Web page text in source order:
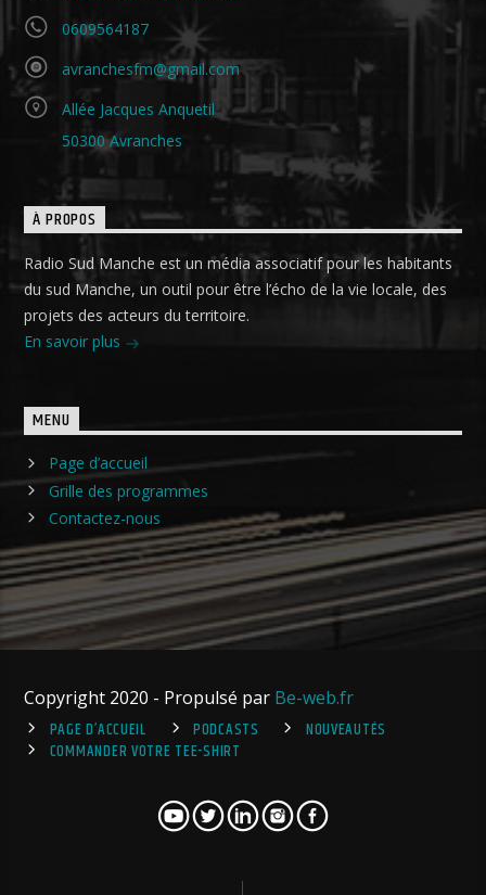
0609564187
avranchesfm@gmail.com
Allée Jacques Anquetil
50300 Avranches
À PROPOS
Radio Sud Manche est un média associatif pour les habitants
du sud Manche, un outil pour être l’écho de la vie locale, des
projets des acteurs du territoire.
En savoir plus
MENU
Page d’accueil
Grille des programmes
Contactez-nous
Copyright 2020 - Propulsé par Be-web.fr
PAGE D’ACCUEIL
PODCASTS
NOUVEAUTÉS
COMMANDER VOTRE TEE-SHIRT